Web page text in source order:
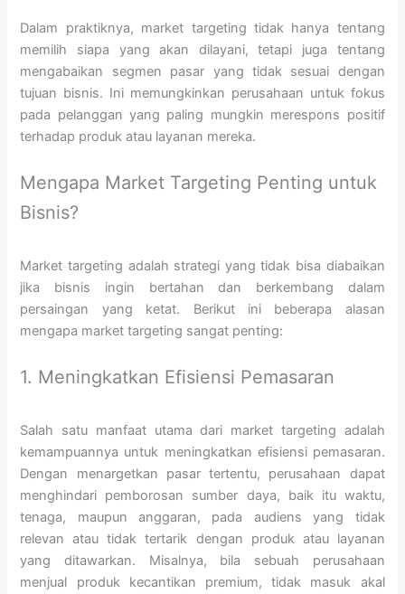
Dalam praktiknya, market targeting tidak hanya tentang
memilih siapa yang akan dilayani, tetapi juga tentang
mengabaikan segmen pasar yang tidak sesuai dengan
tujuan bisnis. Ini memungkinkan perusahaan untuk fokus
pada pelanggan yang paling mungkin merespons positif
terhadap produk atau layanan mereka.
Mengapa Market Targeting Penting untuk
Bisnis?
Market targeting adalah strategi yang tidak bisa diabaikan
jika bisnis ingin bertahan dan berkembang dalam
persaingan yang ketat. Berikut ini beberapa alasan
mengapa market targeting sangat penting:
1. Meningkatkan Efisiensi Pemasaran
Salah satu manfaat utama dari market targeting adalah
kemampuannya untuk meningkatkan efisiensi pemasaran.
Dengan menargetkan pasar tertentu, perusahaan dapat
menghindari pemborosan sumber daya, baik itu waktu,
tenaga, maupun anggaran, pada audiens yang tidak
relevan atau tidak tertarik dengan produk atau layanan
yang ditawarkan. Misalnya, bila sebuah perusahaan
menjual produk kecantikan premium, tidak masuk akal